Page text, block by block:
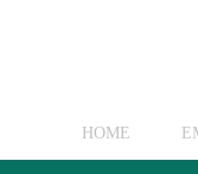
HOME